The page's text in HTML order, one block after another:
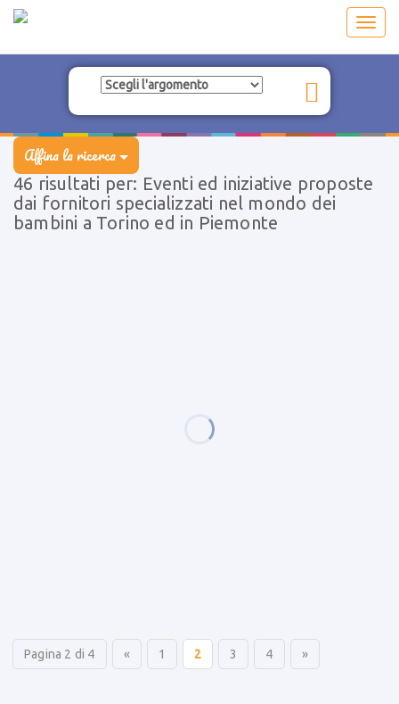
Affina la ricerca
46 risultati per: Eventi ed iniziative proposte
dai fornitori specializzati nel mondo dei
bambini a Torino ed in Piemonte
Pagina 2 di 4 « 1 2 3 4 »